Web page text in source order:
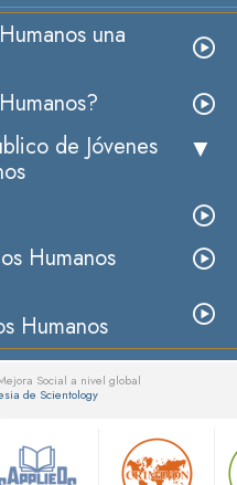
una
de Jóvenes
Humanos
Humanos
Social a nivel global
de Scientology